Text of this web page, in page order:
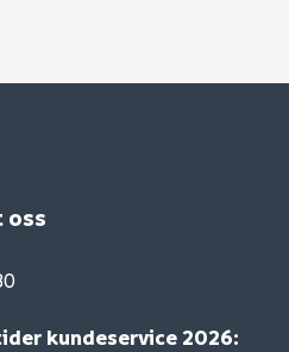
oss
kundeservice 2026: